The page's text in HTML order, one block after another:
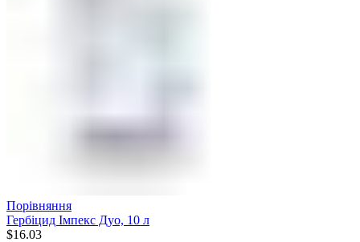
Порівняння
Гербіцид Імпекс Дуо, 10 л
$16.03